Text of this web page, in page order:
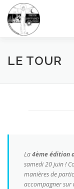
contenu
FAISONS
LE TOUR
La4ème édition
samedi 20 juin !
manières de
accompagner sur